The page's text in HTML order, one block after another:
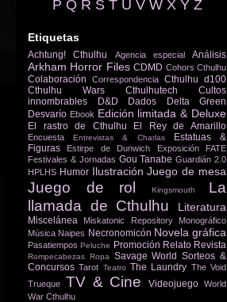
P Q R S T U V W X Y Z
Etiquetas
Achtung! Cthulhu Agencia especial Análisis
Arkham Horror Files CDMD Cohors Cthulhu
Colaboración Correspondencia Cthulhu d100
Cthulhu Wars
Cthulhutech
Cultos
innombrables
D&D Dados
Delta Green
Desvarío Ebook Edición limitada & Deluxe
El rastro de Cthulhu El Rey de Amarillo
Encuesta Entrevistas & Charlas
Estatuas &
Figuras
Estirpe de Dunwich Exposición
FATE
Festivales & Jornadas Gou Tanabe Guardián 2.0
HPLHS Humor Ilustración Juego de mesa
Juego de rol Kingsmouth
La
llamada de Cthulhu
Literatura
Miscelánea Miskatonic Repository
Monográfico
Música Naipes Necronomicón Novela gráfica
Pasatiempos Peluche Promoción Relato Revista
Rompecabezas Ropa Savage World Sorteos &
Concursos Tarot Teatro The Laundry The Void
Trueque TV & Cine Videojuego World
War Cthulhu